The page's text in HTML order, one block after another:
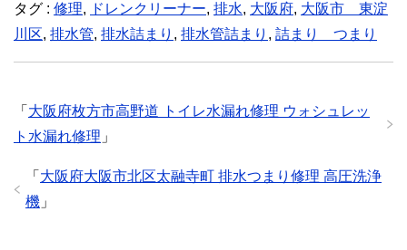
タグ : 修理, ドレンクリーナー, 排水, 大阪府, 大阪市 東淀
川区, 排水管, 排水詰まり , 排水管詰まり , 詰まり つまり
「 大阪府枚方市高野道 トイレ水漏れ修理 ウォシュレッ
ト水漏れ修理 」
「 大阪府大阪市北区太融寺町 排水つまり修理 高圧洗浄
機 」